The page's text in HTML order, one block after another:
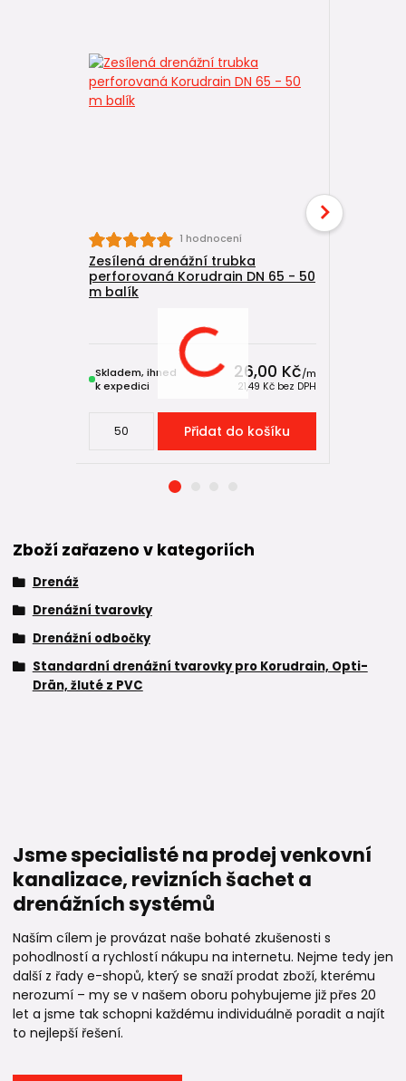
1 hodnocení
Zesílená drenážní trubka
perforovaná Korudrain DN 65 - 50
m balík
26,00 Kč/m
21,49 Kč bez DPH
Skladem, ihned
k expedici
Přidat do košíku
Zboží zařazeno v kategoriích
Drenáž
Drenážní tvarovky
Drenážní odbočky
Standardní drenážní tvarovky pro Korudrain, Opti-
Drän, žluté z PVC
Jsme specialisté na prodej venkovní
kanalizace, revizních šachet a
drenážních systémů
Naším cílem je provázat naše bohaté zkušenosti s
pohodlností a rychlostí nákupu na internetu. Nejme tedy jen
další z řady e-shopů, který se snaží prodat zboží, kterému
nerozumí – my se v našem oboru pohybujeme již přes 20
let a jsme tak schopni každému individuálně poradit a najít
to nejlepší řešení.